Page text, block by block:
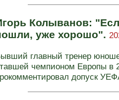
Колыванов:
уже хорошо".
главный тренер
чемпионом Европы в
допуск